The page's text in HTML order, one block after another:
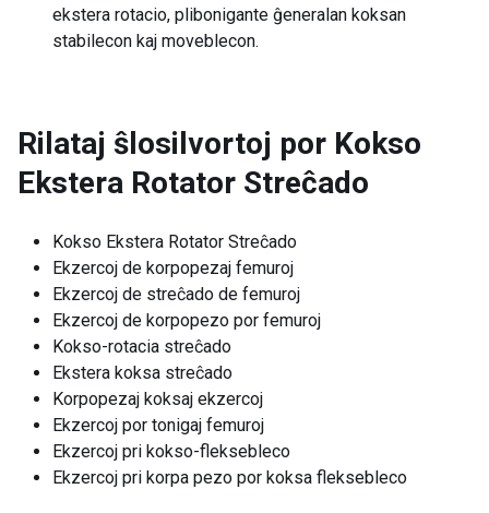
ekstera rotacio, plibonigante ĝeneralan koksan
stabilecon kaj moveblecon.
Rilataj ŝlosilvortoj por Kokso
Ekstera Rotator Streĉado
Kokso Ekstera Rotator Streĉado
Ekzercoj de korpopezaj femuroj
Ekzercoj de streĉado de femuroj
Ekzercoj de korpopezo por femuroj
Kokso-rotacia streĉado
Ekstera koksa streĉado
Korpopezaj koksaj ekzercoj
Ekzercoj por tonigaj femuroj
Ekzercoj pri kokso-fleksebleco
Ekzercoj pri korpa pezo por koksa fleksebleco